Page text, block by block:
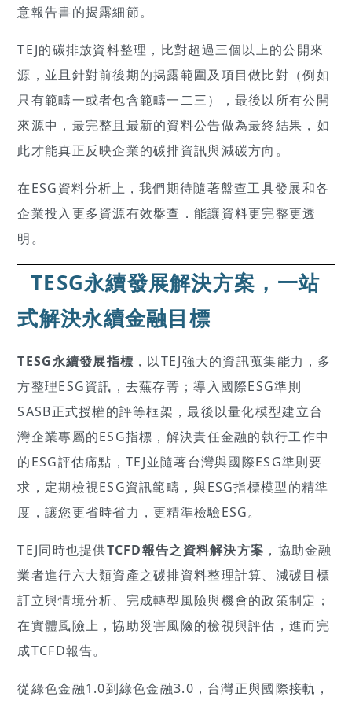
意報告書的揭露細節。
TEJ的碳排放資料整理，比對超過三個以上的公開來
源，並且針對前後期的揭露範圍及項目做比對（例如
只有範疇一或者包含範疇一二三），最後以所有公開
來源中，最完整且最新的資料公告做為最終結果，如
此才能真正反映企業的碳排資訊與減碳方向。
在ESG資料分析上，我們期待隨著盤查工具發展和各
企業投入更多資源有效盤查．能讓資料更完整更透
明。
TESG永續發展解決方案，一站
式解決永續金融目標
TESG永續發展指標 ，以TEJ強大的資訊蒐集能力，多
方整理ESG資訊，去蕪存菁；導入國際ESG準則
SASB正式授權的評等框架，最後以量化模型建立台
灣企業專屬的ESG指標，解決責任金融的執行工作中
的ESG評估痛點，TEJ並隨著台灣與國際ESG準則要
求，定期檢視ESG資訊範疇，與ESG指標模型的精準
度，讓您更省時省力，更精準檢驗ESG。
TEJ同時也提供TCFD報告之資料解決方案 ，協助金融
業者進行六大類資產之碳排資料整理計算、減碳目標
訂立與情境分析、完成轉型風險與機會的政策制定；
在實體風險上，協助災害風險的檢視與評估，進而完
成TCFD報告。
從綠色金融1.0到綠色金融3.0，台灣正與國際接軌，